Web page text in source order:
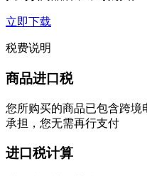
立即下载
税费说明
商品进口税
您所购买的商品已包含跨境
承担，您无需再行支付
进口税计算